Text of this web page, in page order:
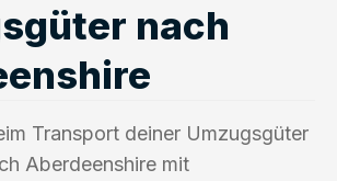
nach
Transport deiner Umzugsgüter
Aberdeenshire mit